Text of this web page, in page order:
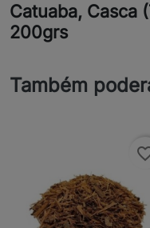
Catuaba, Casca
200grs
Também